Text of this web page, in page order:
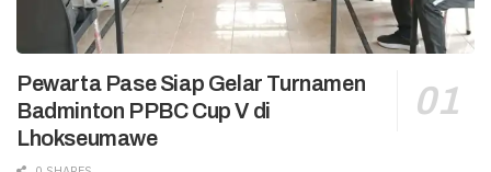
Pewarta Pase Siap Gelar Turnamen
Badminton PPBC Cup V di
Lhokseumawe